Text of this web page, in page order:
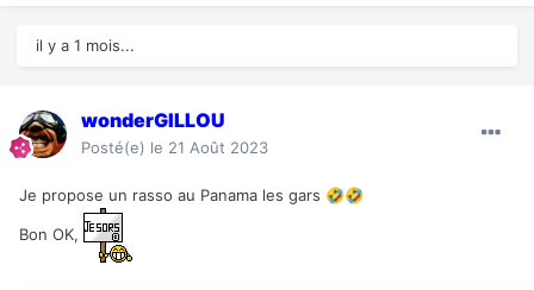
il y a 1 mois...
wonderGILLOU
Posté(e) le 21 Août 2023
Je propose un rasso au Panama les gars 🤣🤣
Bon OK,